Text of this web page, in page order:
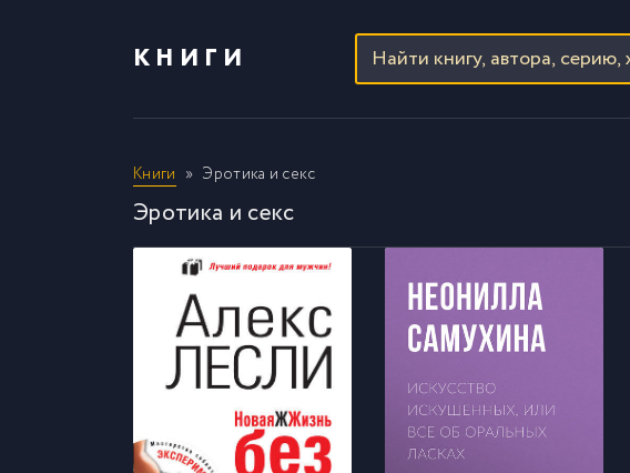
КНИГИ
Книги Эротика и секс
Эротика и секс